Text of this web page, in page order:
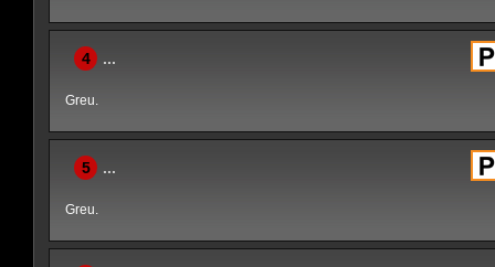
4 ...
Greu.
5 ...
Greu.